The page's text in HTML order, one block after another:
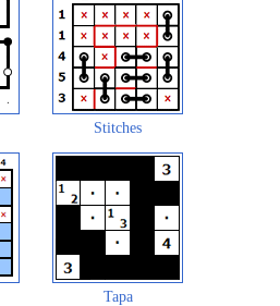
Stitches
Tapa